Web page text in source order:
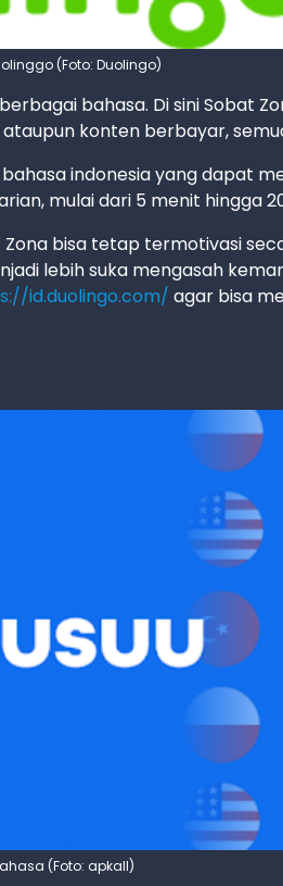
(Foto: Duolingo)
bahasa. Di sini Sobat
konten berbayar,
indonesia yang dapat
mulai dari 5 menit hingga
bisa tetap termotivasi
lebih suka mengasah
id.duolingo.com/ agar bisa
(Foto: apkall)